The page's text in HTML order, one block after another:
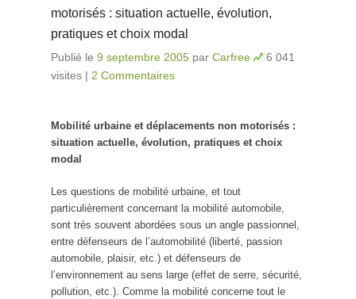
motorisés : situation actuelle, évolution,
pratiques et choix modal
Publié le 9 septembre 2005 par Carfree
6 041
visites | 2 Commentaires
Mobilité urbaine et déplacements non motorisés :
situation actuelle, évolution, pratiques et choix
modal
Les questions de mobilité urbaine, et tout
particulièrement concernant la mobilité automobile,
sont très souvent abordées sous un angle passionnel,
entre défenseurs de l’automobilité (liberté, passion
automobile, plaisir, etc.) et défenseurs de
l’environnement au sens large (effet de serre, sécurité,
pollution, etc.). Comme la mobilité concerne tout le